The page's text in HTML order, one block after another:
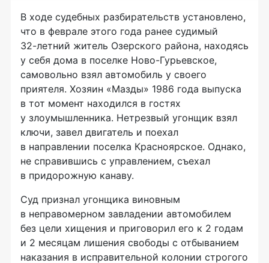
В ходе судебных разбирательств установлено,
что в феврале этого года ранее судимый
32-летний житель Озерского района, находясь
у себя дома в поселке Ново-Гурьевское,
самовольно взял автомобиль у своего
приятеля. Хозяин «Мазды» 1986 года выпуска
в тот момент находился в гостях
у злоумышленника. Нетрезвый угонщик взял
ключи, завел двигатель и поехал
в направлении поселка Красноярское. Однако,
не справившись с управлением, съехал
в придорожную канаву.
Суд признал угонщика виновным
в неправомерном завладении автомобилем
без цели хищения и приговорил его к 2 годам
и 2 месяцам лишения свободы с отбыванием
наказания в исправительной колонии строгого